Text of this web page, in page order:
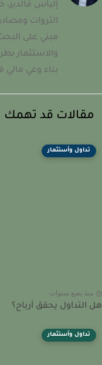
إلياس فالدير،
الثروات
مبني على البحث
والاستثمار
بناء وعي مالي
قد تهمك
تداول وأستثمار
بضع سنوات
يحقق أرباح؟
تداول وأستثمار